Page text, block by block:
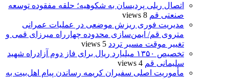
اتصال ریلی پردیسان به شکوهیه؛ حلقه مفقوده توسعه
صنعتی قم 8 views
مدیریت فوری ریزش موضعی در عملیات عمرانی
متروی قم/ ایمن‌سازی محدوده چهارراه میرزای قمی و
تغییر موقت مسیر تردد 5 views
تخصیص ۱۳۵۰ میلیارد ریال برای فاز دوم آزادراه شهید
سلیمانی قم 4 views
مأموریت اصلی سفیران کریمه رساندن پیام اهل‌بیت به